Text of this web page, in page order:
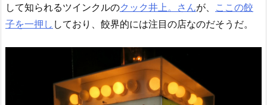
して知られるツインクルのクック井上。さんが、 ここの餃
子を一押し しており、餃界的には注目の店なのだそうだ。